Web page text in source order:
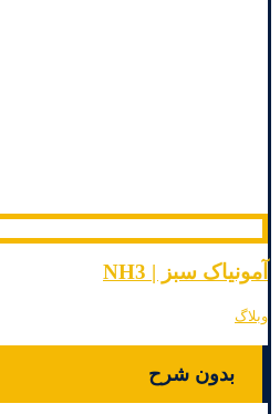
آمونیاک سبز | NH3
وبلاگ
بدون شرح